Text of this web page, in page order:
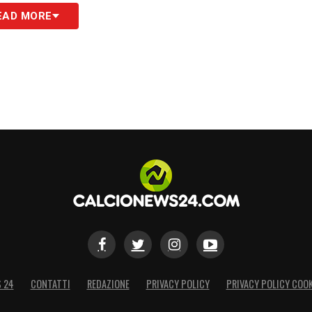
evoluzioni della gara ogni volta diverse.
scorso Orsolini aveva portato in vantaggio i
Pavoletti e Pereiro. Unica differenza,
da un’eternità, esattamente da 18
2005, l’equilibrio era stato determinato da un
MORE
24 CONTATTI REDAZIONE PRIVACY POLICY PRIVACY POLICY